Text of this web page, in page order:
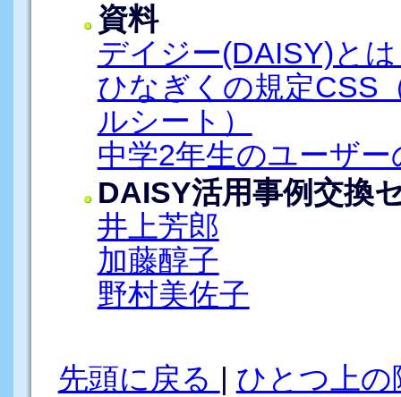
資料
デイジー(DAISY)と
ひなぎくの規定CSS
ルシート）
中学2年生のユーザー
DAISY活用事例交換
井上芳郎
加藤醇子
野村美佐子
先頭に戻る | ひとつ上の